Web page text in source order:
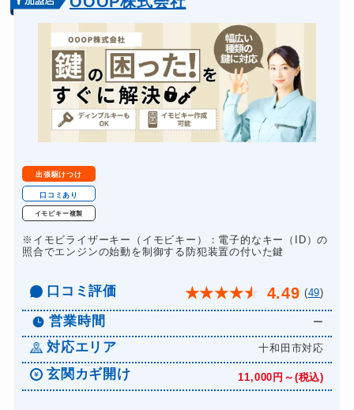
出張駆けつけ
口コミあり
イモビキー複製
※イモビライザーキー（イモビキー）：電子的なキー（ID）の
照合でエンジンの始動を制御する防犯装置の付いた鍵
口コミ評価 ★★★★★ 4.49 (49)
営業時間 ー
対応エリア 十和田市対応
玄関カギ開け 11,000円～(税込)